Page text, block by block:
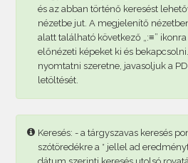
és az abban történő keresést
nézetbe jut. A megjelenítő
alatt található következő „:≡”
előnézeti képeket ki és
nyomtatni szeretne, javasoljuk a
letöltését.
Keresés: - a tárgyszavas keresés
szótöredékre a * jellel ad